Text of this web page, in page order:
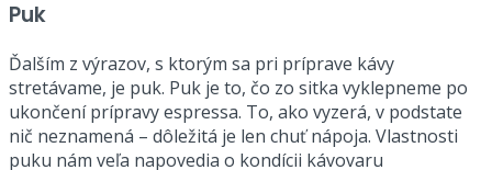
Puk
Ďalším z výrazov, s ktorým sa pri príprave kávy
stretávame, je puk. Puk je to, čo zo sitka vyklepneme po
ukončení prípravy espressa. To, ako vyzerá, v podstate
nič neznamená – dôležitá je len chuť nápoja. Vlastnosti
puku nám veľa napovedia o kondícii kávovaru